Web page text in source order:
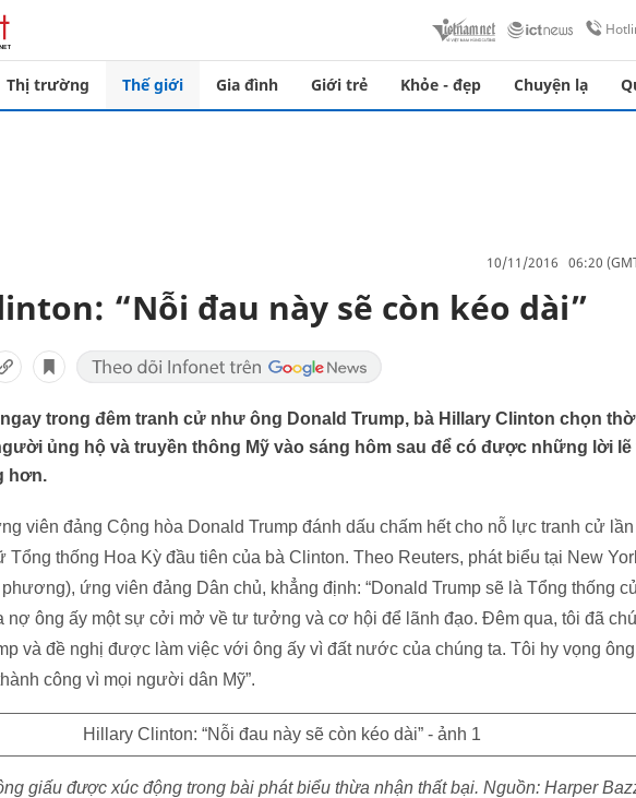
Thị trường Thế giới Gia đình Giới trẻ Khỏe - đẹp Chuyện lạ
10/11/2016 06:20
“Nỗi đau này sẽ còn kéo dài”
trong đêm tranh cử như ông Donald Trump, bà Hillary Clinton chọn
ủng hộ và truyền thông Mỹ vào sáng hôm sau để có được những lời lẽ
hơn.
viên đảng Cộng hòa Donald Trump đánh dấu chấm hết cho nỗ lực tranh cử
Tổng thống Hoa Kỳ đầu tiên của bà Clinton. Theo Reuters, phát biểu tại New
ứng viên đảng Dân chủ, khẳng định: “Donald Trump sẽ là Tổng thống
nợ ông ấy một sự cởi mở về tư tưởng và cơ hội để lãnh đạo. Đêm qua, tôi đã
và đề nghị được làm việc với ông ấy vì đất nước của chúng ta. Tôi hy vọng
công vì mọi người dân Mỹ”.
giấu được xúc động trong bài phát biểu thừa nhận thất bại. Nguồn: Harper